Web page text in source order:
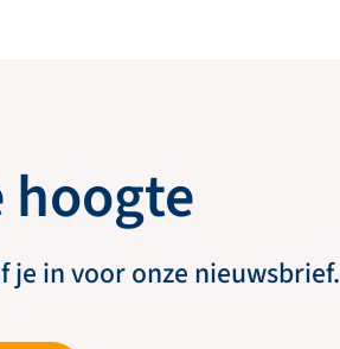
hoogte
je in voor onze nieuwsbrief.